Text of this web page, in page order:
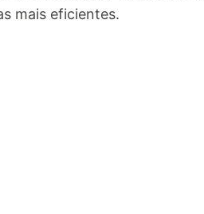
mais eficientes.